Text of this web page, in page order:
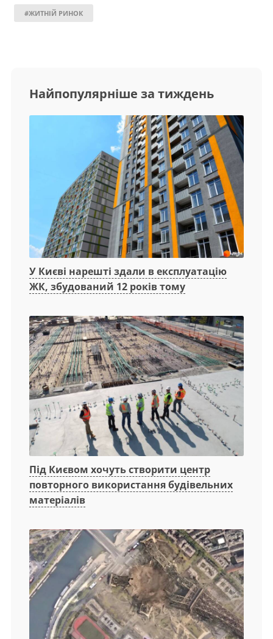
#ЖИТНІЙ РИНОК
Найпопулярніше за тиждень
У Києві нарешті здали в експлуатацію
ЖК, збудований 12 років тому
Під Києвом хочуть створити центр
повторного використання будівельних
матеріалів